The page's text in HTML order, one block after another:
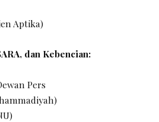
Aptika)
dan Kebencian:
Pers